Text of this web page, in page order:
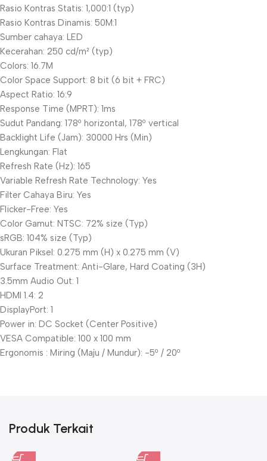
Rasio Kontras Statis: 1,000:1 (typ)
Rasio Kontras Dinamis: 50M:1
Sumber cahaya: LED
Kecerahan: 250 cd/m² (typ)
Colors: 16.7M
Color Space Support: 8 bit (6 bit + FRC)
Aspect Ratio: 16:9
Response Time (MPRT): 1ms
Sudut Pandang: 178º horizontal, 178º vertical
Backlight Life (Jam): 30000 Hrs (Min)
Lengkungan: Flat
Refresh Rate (Hz): 165
Variable Refresh Rate Technology: Yes
Filter Cahaya Biru: Yes
Flicker-Free: Yes
Color Gamut: NTSC: 72% size (Typ)
sRGB: 104% size (Typ)
Ukuran Piksel: 0.275 mm (H) x 0.275 mm (V)
Surface Treatment: Anti-Glare, Hard Coating (3H)
3.5mm Audio Out: 1
HDMI 1.4: 2
DisplayPort: 1
Power in: DC Socket (Center Positive)
VESA Compatible: 100 x 100 mm
Ergonomis : Miring (Maju / Mundur): -5º / 20º
Produk Terkait